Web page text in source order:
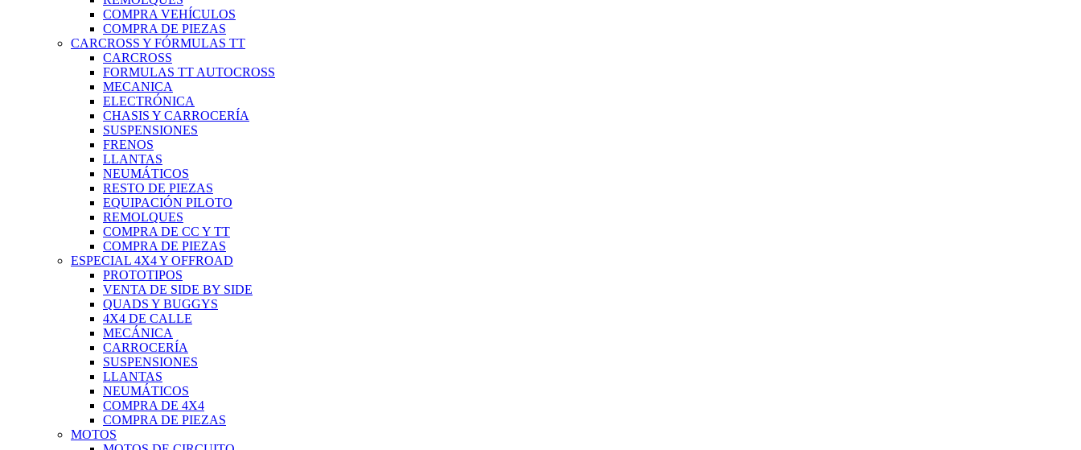
COMPRA VEHÍCULOS
COMPRA DE PIEZAS
CARCROSS Y FÓRMULAS TT
CARCROSS
FORMULAS TT AUTOCROSS
MECANICA
ELECTRÓNICA
CHASIS Y CARROCERÍA
SUSPENSIONES
FRENOS
LLANTAS
NEUMÁTICOS
RESTO DE PIEZAS
EQUIPACIÓN PILOTO
REMOLQUES
COMPRA DE CC Y TT
COMPRA DE PIEZAS
ESPECIAL 4X4 Y OFFROAD
PROTOTIPOS
VENTA DE SIDE BY SIDE
QUADS Y BUGGYS
4X4 DE CALLE
MECÁNICA
CARROCERÍA
SUSPENSIONES
LLANTAS
NEUMÁTICOS
COMPRA DE 4X4
COMPRA DE PIEZAS
MOTOS